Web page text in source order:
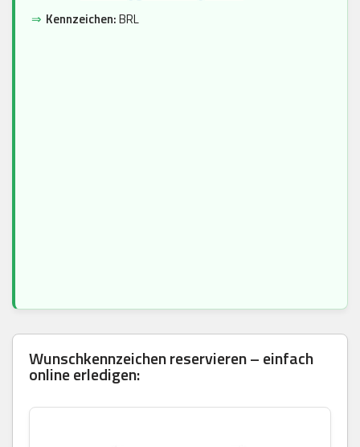
⇒ Kennzeichen:BRL
Wunschkennzeichen reservieren – einfach
online erledigen: